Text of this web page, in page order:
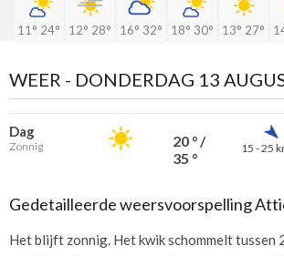
11° 24° 12° 28° 16° 32° 18° 30° 13° 27°
WEER - DONDERDAG 13
Dag
Zonnig
20 ° /
35 °
15 - 25
Gedetailleerde weersvoorspelling
Het blijft zonnig. Het kwik schommelt tussen